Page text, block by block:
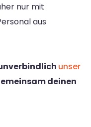
nur mit
aus
unser
deinen